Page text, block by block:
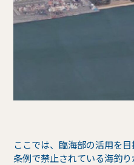
ここでは、臨海部の活用を
条例で禁止されている海釣り